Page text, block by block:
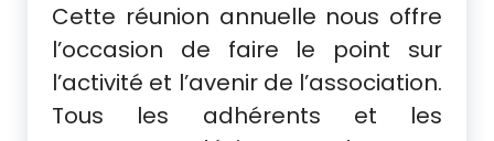
Cette réunion annuelle nous offre
l’occasion de faire le point sur
l’activité et l’avenir de l’association.
Tous les adhérents et les